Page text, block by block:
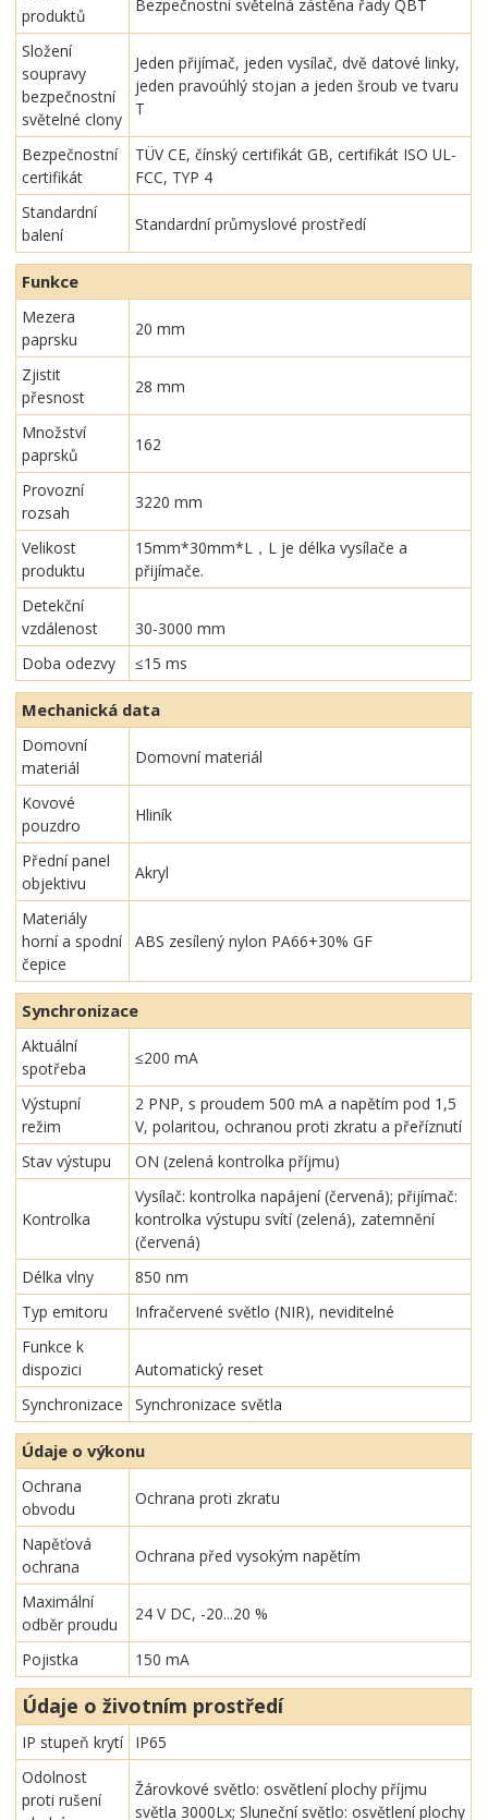
produktů
Bezpečnostní světelná zástěna řady QBT
Složení
soupravy
bezpečnostní
světelné clony
Jeden přijímač, jeden vysílač, dvě datové linky,
jeden pravoúhlý stojan a jeden šroub ve tvaru
T
Bezpečnostní
certifikát
TÜV CE, čínský certifikát GB, certifikát ISO UL-
FCC, TYP 4
Standardní
balení
Standardní průmyslové prostředí
Funkce
Mezera
paprsku
20 mm
Zjistit
přesnost
28 mm
Množství
paprsků
162
Provozní
rozsah
3220 mm
Velikost
produktu
15mm*30mm*L，L je délka vysílače a
přijímače.
Detekční
vzdálenost
30-3000 mm
Doba odezvy
≤15 ms
Mechanická data
Domovní
materiál
Domovní materiál
Kovové
pouzdro
Hliník
Přední panel
objektivu
Akryl
Materiály
horní a spodní
čepice
ABS zesílený nylon PA66+30% GF
Synchronizace
Aktuální
spotřeba
≤200 mA
Výstupní
režim
2 PNP, s proudem 500 mA a napětím pod 1,5
V, polaritou, ochranou proti zkratu a přeříznutí
Stav výstupu
ON (zelená kontrolka příjmu)
Kontrolka
Vysílač: kontrolka napájení (červená); přijímač:
kontrolka výstupu svítí (zelená), zatemnění
(červená)
Délka vlny
850 nm
Typ emitoru
Infračervené světlo (NIR), neviditelné
Funkce k
dispozici
Automatický reset
Synchronizace
Synchronizace světla
Údaje o výkonu
Ochrana
obvodu
Ochrana proti zkratu
Napěťová
ochrana
Ochrana před vysokým napětím
Maximální
odběr proudu
24 V DC, -20...20 %
Pojistka 150 mA
Údaje o životním prostředí
IP stupeň krytí
IP65
Odolnost
proti rušení
Žárovkové světlo: osvětlení plochy příjmu
světla 3000Lx; Sluneční světlo: osvětlení plochy